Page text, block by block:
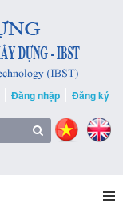
Đăng nhập Đăng ký